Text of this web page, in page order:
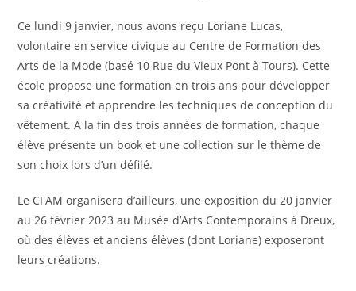
Ce lundi 9 janvier, nous avons reçu Loriane Lucas,
volontaire en service civique au Centre de Formation des
Arts de la Mode (basé 10 Rue du Vieux Pont à Tours). Cette
école propose une formation en trois ans pour développer
sa créativité et apprendre les techniques de conception du
vêtement. A la fin des trois années de formation, chaque
élève présente un book et une collection sur le thème de
son choix lors d’un défilé.
Le CFAM organisera d’ailleurs, une exposition du 20 janvier
au 26 février 2023 au Musée d’Arts Contemporains à Dreux,
où des élèves et anciens élèves (dont Loriane) exposeront
leurs créations.